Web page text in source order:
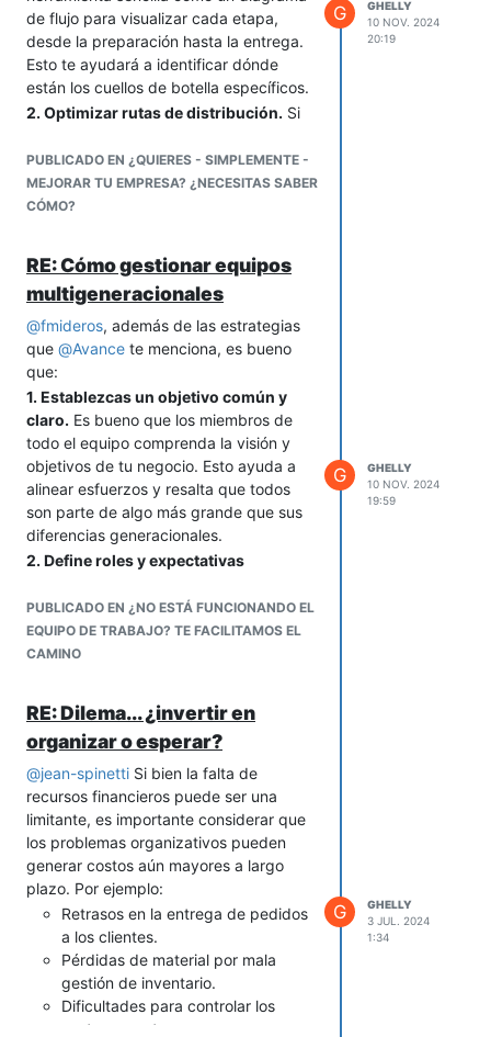
largo del tiempo. ¡Espero que te sea útil!
de flujo para visualizar cada etapa,
desde la preparación hasta la entrega.
Esto te ayudará a identificar dónde
están los cuellos de botella específicos.
2. Optimizar rutas de distribución. Si
semana, considera usar software
gratuito como Google Maps para
planificar rutas que minimicen la
cada recorrido.
3. Establecer indicadores de
desempeño:Define métricas clave
como tiempo promedio de preparación,
empaquetado y entrega. Registrar
estos tiempos te permitirá medir
avances y ajustar en tiempo real.
3. Capacitar en técnicas de mejora
continua.Aunque seas una empresa
pequeña, entrena a tu equipo en
prácticas de mejora continua como, por
ejemplo, Kaizen. Pequeños ajustes en
cada proceso pueden reducir
entrega.
PUBLICADO EN ¿QUIERES - SIMPLEMENTE -
MEJORAR TU EMPRESA? ¿NECESITAS SABER
CÓMO?
G
GHELLY
10 NOV. 2024
20:19
RE: Cómo gestionar equipos
multigeneracionales
@fmideros, además de las estrategias
que @Avance te menciona, es bueno
que:
1. Establezcas un objetivo común y
claro. Es bueno que los miembros de
todo el equipo comprenda la visión y
objetivos de tu negocio. Esto ayuda a
alinear esfuerzos y resalta que todos
son parte de algo más grande que sus
diferencias generacionales.
2. Define roles y expectativas
malentendidos al dejar claro lo que se
espera de cada persona. Así, cada
generación comprenderá sus
3. Realiza reuniones de
retroalimentación constructiva.
a tus colaboradores a expresar sus
inquietudes y propuestas de mejora en
reuniones breves y frecuentes. Esto
reduce los conflictos y da a cada
generación la oportunidad de ser
escuchada.
PUBLICADO EN ¿NO ESTÁ FUNCIONANDO EL
EQUIPO DE TRABAJO? TE FACILITAMOS EL
CAMINO
G
GHELLY
10 NOV. 2024
19:59
RE: Dilema... ¿invertir en
organizar o esperar?
@jean-spinetti Si bien la falta de
recursos financieros puede ser una
limitante, es importante considerar que
los problemas organizativos pueden
generar costos aún mayores a largo
plazo. Por ejemplo:
Retrasos en la entrega de pedidos
a los clientes.
Pérdidas de material por mala
gestión de inventario.
Dificultades para controlar los
costos y gastos.
G
GHELLY
3 JUL. 2024
1:34